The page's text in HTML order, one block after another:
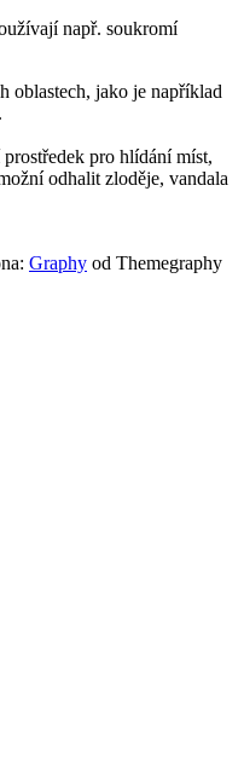
např. soukromí
oblastech, jako je například
pro hlídání míst,
odhalit zloděje, vandala
Graphy od Themegraphy